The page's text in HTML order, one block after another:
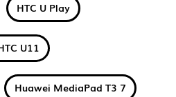
HTC U Play
U11
Huawei MediaPad T3 7